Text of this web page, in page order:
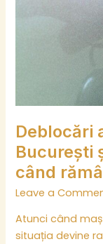
Deblocări
București
când
Leave a
Atunci când
situația devine
blocat
în
mașină